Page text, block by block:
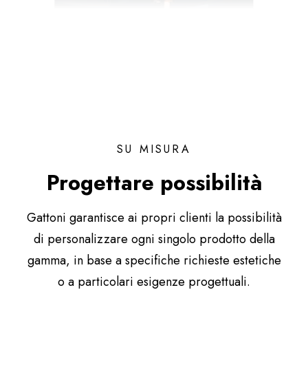
SU MISURA
Progettare possibilità
Gattoni garantisce ai propri clienti la possibilità
di personalizzare ogni singolo prodotto della
gamma, in base a specifiche richieste estetiche
o a particolari esigenze progettuali.